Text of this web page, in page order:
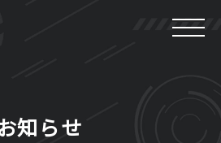
知らせ